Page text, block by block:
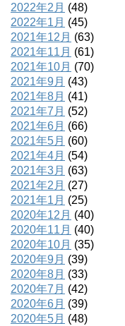
2022年2月 (48)
2022年1月 (45)
2021年12月 (63)
2021年11月 (61)
2021年10月 (70)
2021年9月 (43)
2021年8月 (41)
2021年7月 (52)
2021年6月 (66)
2021年5月 (60)
2021年4月 (54)
2021年3月 (63)
2021年2月 (27)
2021年1月 (25)
2020年12月 (40)
2020年11月 (40)
2020年10月 (35)
2020年9月 (39)
2020年8月 (33)
2020年7月 (42)
2020年6月 (39)
2020年5月 (48)